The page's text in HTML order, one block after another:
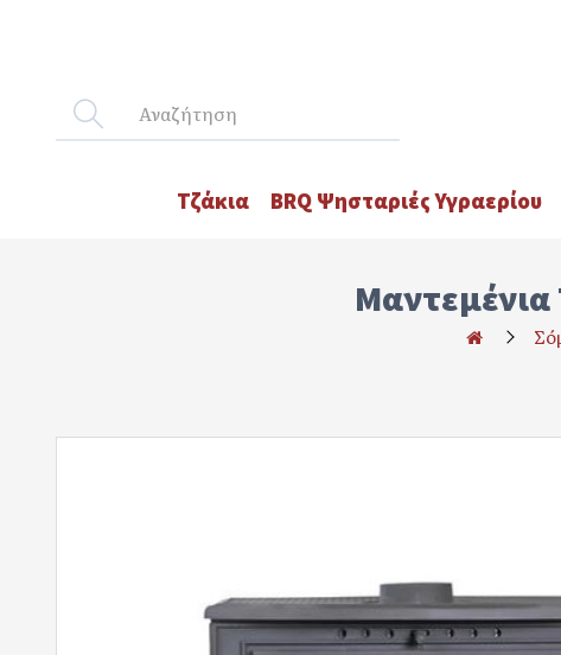
Τζάκια BRQ Ψησταριές Υγραερίου